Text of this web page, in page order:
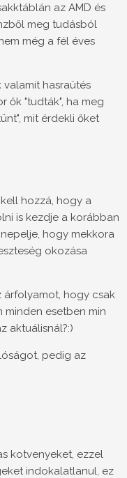
az AMD és
meg tudásból
még a fél éves
valamit hasraütés
ők "tudták", ha meg
mit érdekli őket
hozzá, hogy a
is kezdje a korábban
hogy mekkora
okozása
árfolyamot, hogy csak
esetben min
aktuálisnál?:)
pedig az
kotvenyeket, ezzel
indokalatlanul, ez